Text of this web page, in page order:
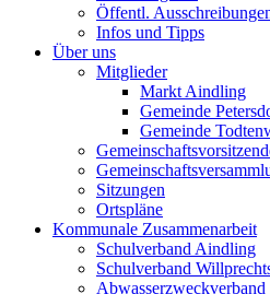
Öffentl.
Infos und Tipps
Über uns
Mitglieder
Markt Aindling
Gemeinde
Gemeinde
Sitzungen
Ortspläne
Kommunale Zusammenarbeit
Schulverband Aindling
Schulverband